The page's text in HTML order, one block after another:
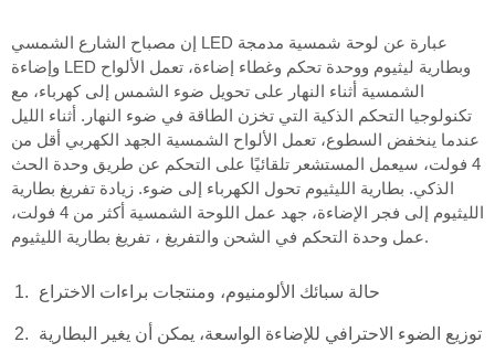
إن مصباح الشارع الشمسي LED عبارة عن لوحة شمسية مدمجة
وإضاءة LED وبطارية ليثيوم ووحدة تحكم وغطاء إضاءة، تعمل الألواح
الشمسية أثناء النهار على تحويل ضوء الشمس إلى كهرباء، مع
تكنولوجيا التحكم الذكية التي تخزن الطاقة في ضوء النهار. أثناء الليل
عندما ينخفض السطوع، تعمل الألواح الشمسية الجهد الكهربي أقل من
4 فولت، سيعمل المستشعر تلقائيًا على التحكم عن طريق وحدة الحث
الذكي. بطارية الليثيوم تحول الكهرباء إلى ضوء. زيادة تفريغ بطارية
الليثيوم إلى فجر الإضاءة، جهد عمل اللوحة الشمسية أكثر من 4 فولت،
عمل وحدة التحكم في الشحن والتفريغ ، تفريغ بطارية الليثيوم.
حالة سبائك الألومنيوم، ومنتجات براءات الاختراع
توزيع الضوء الاحترافي للإضاءة الواسعة، يمكن أن يغير البطارية